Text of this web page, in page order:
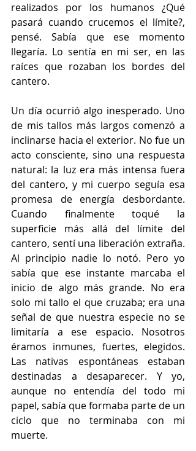
realizados por los humanos ¿Qué
pasará cuando crucemos el límite?,
pensé. Sabía que ese momento
llegaría. Lo sentía en mi ser, en las
raíces que rozaban los bordes del
cantero.
Un día ocurrió algo inesperado. Uno
de mis tallos más largos comenzó a
inclinarse hacia el exterior. No fue un
acto consciente, sino una respuesta
natural: la luz era más intensa fuera
del cantero, y mi cuerpo seguía esa
promesa de energía desbordante.
Cuando finalmente toqué la
superficie más allá del límite del
cantero, sentí una liberación extraña.
Al principio nadie lo notó. Pero yo
sabía que ese instante marcaba el
inicio de algo más grande. No era
solo mi tallo el que cruzaba; era una
señal de que nuestra especie no se
limitaría a ese espacio. Nosotros
éramos inmunes, fuertes, elegidos.
Las nativas espontáneas estaban
destinadas a desaparecer. Y yo,
aunque no entendía del todo mi
papel, sabía que formaba parte de un
ciclo que no terminaba con mi
muerte.